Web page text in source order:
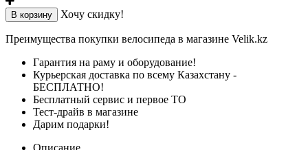
В корзину Хочу скидку!
Преимущества покупки велосипеда в магазине Velik.kz
Гарантия на раму и оборудование!
Курьерская доставка по всему Казахстану -
БЕСПЛАТНО!
Бесплатный сервис и первое ТО
Тест-драйв в магазине
Дарим подарки!
Описание